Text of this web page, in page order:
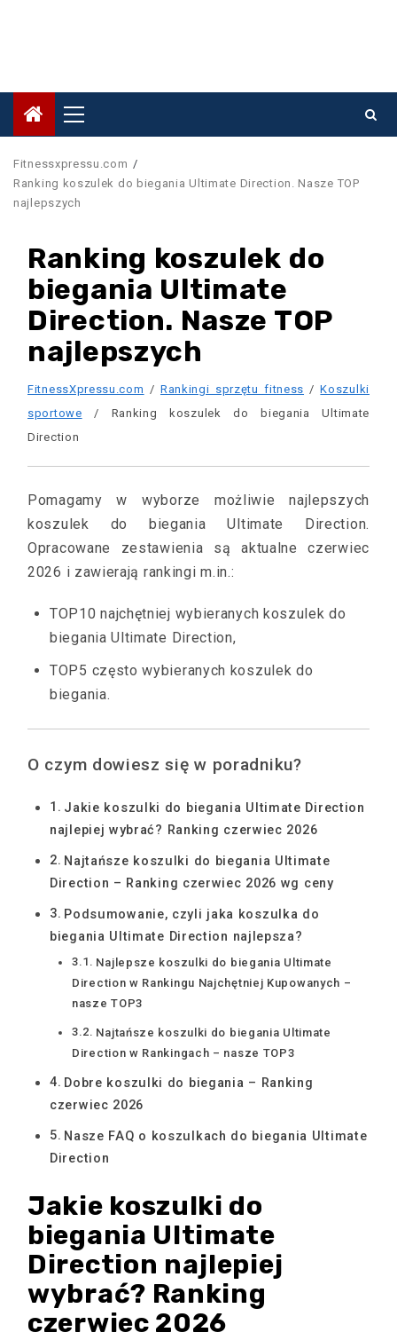
Primary
Menu
Fitnessxpressu.com
Ranking koszulek do biegania Ultimate Direction. Nasze TOP
najlepszych
Ranking koszulek do
biegania Ultimate
Direction. Nasze TOP
najlepszych
FitnessXpressu.com / Rankingi sprzętu fitness /Koszulki
sportowe / Ranking koszulek do biegania Ultimate
Direction
Pomagamy w wyborze możliwie najlepszych
koszulek do biegania Ultimate Direction.
Opracowane zestawienia są aktualne czerwiec
2026 i zawierają rankingi m.in.:
TOP10 najchętniej wybieranych koszulek do
biegania Ultimate Direction,
TOP5 często wybieranych koszulek do
biegania.
O czym dowiesz się w poradniku?
Jakie koszulki do biegania Ultimate Direction
najlepiej wybrać? Ranking czerwiec 2026
Najtańsze koszulki do biegania Ultimate
Direction – Ranking czerwiec 2026 wg ceny
Podsumowanie, czyli jaka koszulka do
biegania Ultimate Direction najlepsza?
Najlepsze koszulki do biegania Ultimate
Direction w Rankingu Najchętniej Kupowanych –
nasze TOP3
Najtańsze koszulki do biegania Ultimate
Direction w Rankingach – nasze TOP3
Dobre koszulki do biegania – Ranking
czerwiec 2026
Nasze FAQ o koszulkach do biegania Ultimate
Direction
Jakie koszulki do
biegania Ultimate
Direction najlepiej
wybrać? Ranking
czerwiec 2026